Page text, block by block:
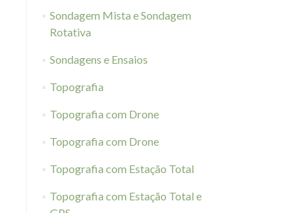
Sondagem Mista e Sondagem
Rotativa
Sondagens e Ensaios
Topografia
Topografia com Drone
Topografia com Drone
Topografia com Estação Total
Topografia com Estação Total e